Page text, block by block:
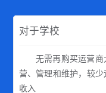
对于学校
无需再购买运营
营、管理和维护，较
收入